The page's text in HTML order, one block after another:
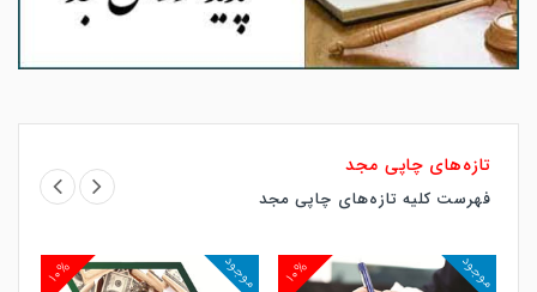
تازه‌های چاپی مجد
فهرست کلیه تازه‌های چاپی مجد
۱۰% موجود ۱۰% موجود